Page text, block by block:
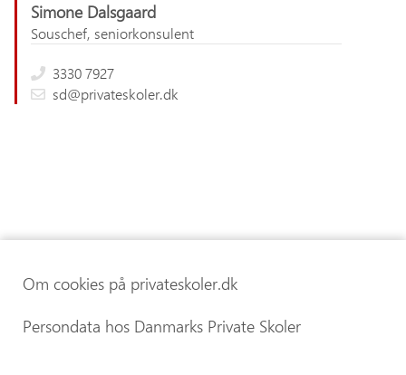
Simone Dalsgaard
Souschef, seniorkonsulent
3330 7927
sd@privateskoler.dk
Om cookies på privateskoler.dk
Persondata hos Danmarks Private Skoler